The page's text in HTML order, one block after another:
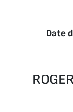
Date